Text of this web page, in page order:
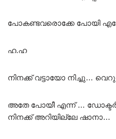
പോകണ്ടവരൊക്കേ പോയി
ഹ.ഹ
നിനക്ക് വട്ടായോ നിച്ചു…
അതേ പോയീ എന്ന് …
നിനക്ക് അറിയില്ലേ ഷാനാ…